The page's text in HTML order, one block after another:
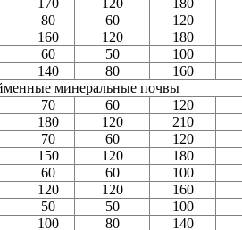
80 60
120
160 120
180
60 50
100
140 80
160
минеральные почвы
70 60
120
180 120
210
70 60
120
150 120
180
60 60
100
120 120
160
50 50
100
100 80
140